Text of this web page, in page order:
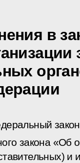
в
закона «Об
и